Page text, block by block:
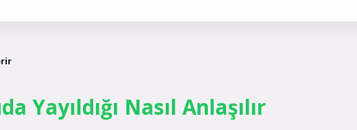
Yayıldığı Nasıl Anlaşılır